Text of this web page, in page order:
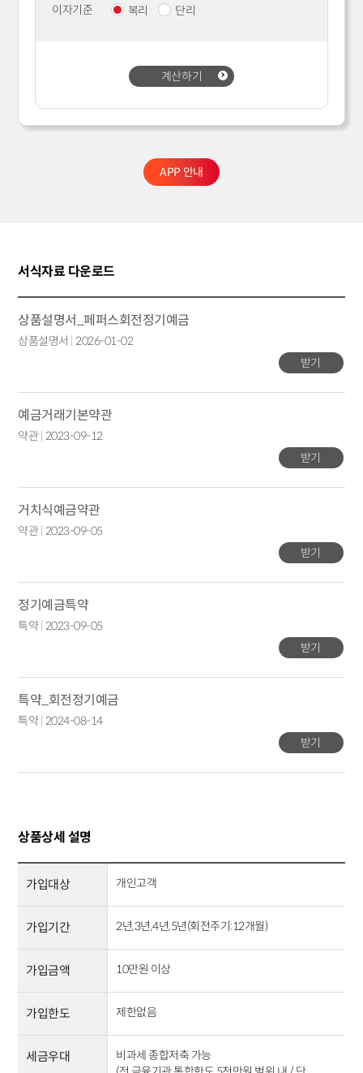
이자기준 복리 단리
계산하기
APP 안내
서식자료 다운로드
상품설명서_페퍼스회전정기예금
상품설명서
2026-01-02
받기
예금거래기본약관
약관 2023-09-12
받기
거치식예금약관
약관 2023-09-05
받기
정기예금특약
특약| 2023-09-05
받기
특약_회전정기예금
특약| 2024-08-14
받기
상품상세 설명
가입대상 개인고객
가입기간 2년,3년,4년,5년(회전주기:12개월)
가입금액 10만원 이상
가입한도 제한없음
세금우대
비과세 종합저축 가능